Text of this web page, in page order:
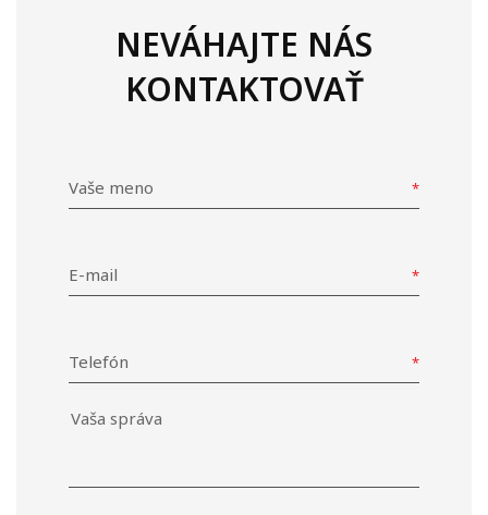
NEVÁHAJTE NÁS
KONTAKTOVAŤ
Vaše meno
E-mail
Telefón